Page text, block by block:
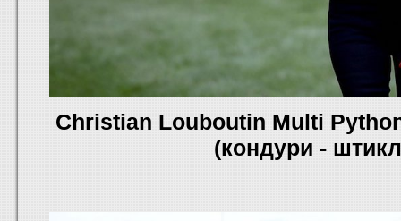
Christian Louboutin Multi
(кондури -